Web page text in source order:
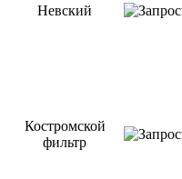
Невский
Костромской
фильтр